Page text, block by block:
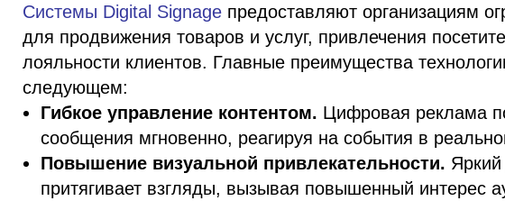
Системы Digital Signage предоставляют организациям
для продвижения товаров и услуг, привлечения
лояльности клиентов. Главные преимущества
следующем:
Гибкое управление контентом. Цифровая реклама
сообщения мгновенно, реагируя на события в
Повышение визуальной привлекательности.
притягивает взгляды, вызывая повышенный интерес